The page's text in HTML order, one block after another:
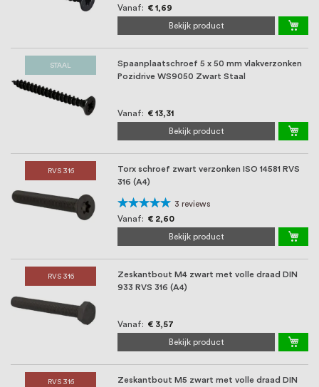
100%
Vanaf
€ 1,69
Bekijk product
STAAL
Spaanplaatschroef 5 x 50 mm vlakverzonken
Pozidrive WS9050 Zwart Staal
Vanaf € 13,31
Bekijk product
RVS 316
Torx schroef zwart verzonken ISO 14581 RVS
316 (A4)
Waardering:
100%
3 reviews
Vanaf
€ 2,60
Bekijk product
RVS 316
Zeskantbout M4 zwart met volle draad DIN
933 RVS 316 (A4)
Vanaf € 3,57
Bekijk product
RVS 316
Zeskantbout M5 zwart met volle draad DIN